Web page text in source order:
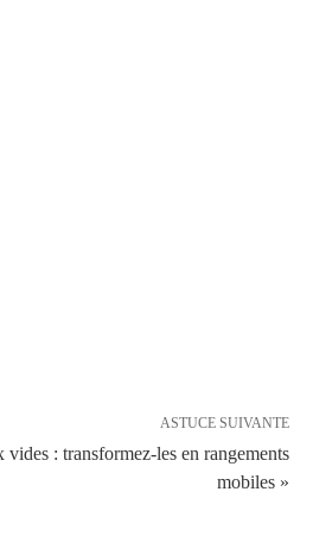
ASTUCE SUIVANTE
vides : transformez-les en rangements
mobiles »